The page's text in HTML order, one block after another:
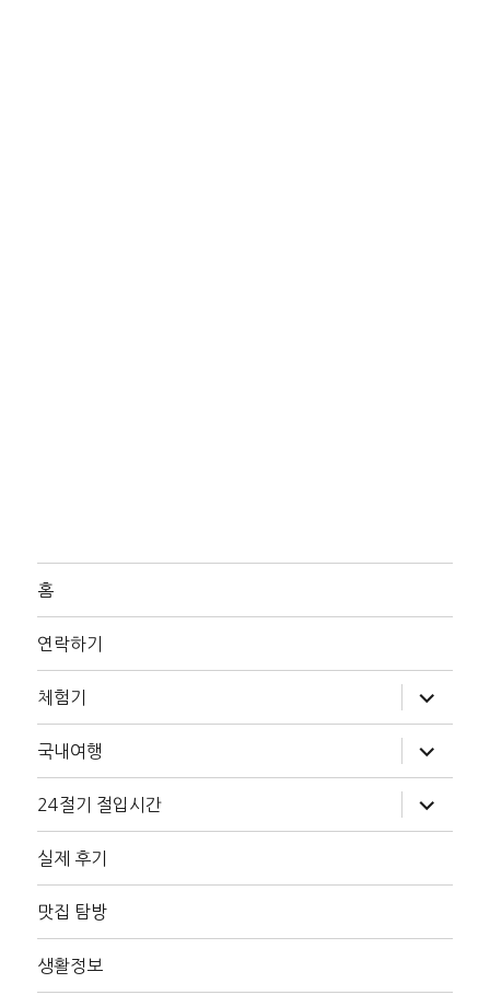
홈
연락하기
체험기
위
메
확
장
국내여행
위
메
확
장
24절기 절입시간
위
메
장
실제 후기
맛집 탐방
생활정보